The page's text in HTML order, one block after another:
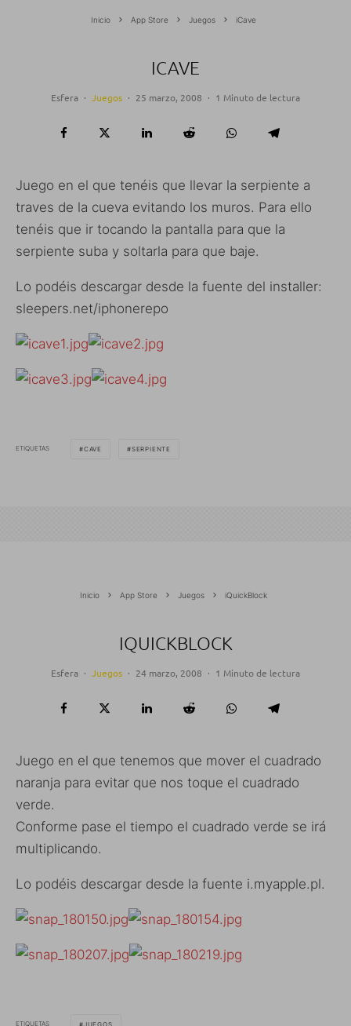
Inicio App Store Juegos iCave
ICAVE
Esfera · Juegos · 25 marzo, 2008 · 1 Minuto de lectura
Juego en el que tenéis que llevar la serpiente a
traves de la cueva evitando los muros. Para ello
tenéis que ir tocando la pantalla para que la
serpiente suba y soltarla para que baje.
Lo podéis descargar desde la fuente del installer:
sleepers.net/iphonerepo
ETIQUETAS CAVE SERPIENTE
Inicio App Store Juegos iQuickBlock
IQUICKBLOCK
Esfera · Juegos · 24 marzo, 2008 · 1 Minuto de lectura
Juego en el que tenemos que mover el cuadrado
naranja para evitar que nos toque el cuadrado
verde.
Conforme pase el tiempo el cuadrado verde se irá
multiplicando.
Lo podéis descargar desde la fuente i.myapple.pl.
ETIQUETAS JUEGOS